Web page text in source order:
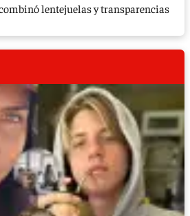
lentejuelas y transparencias